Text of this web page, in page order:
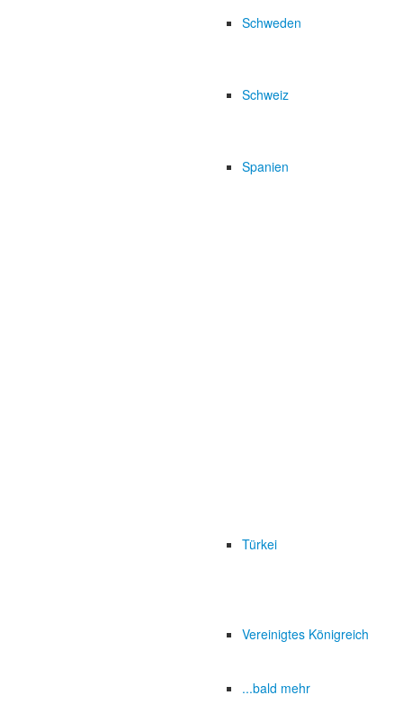
Schweden
Schweiz
Spanien
Türkei
Vereinigtes Königreich
...bald mehr